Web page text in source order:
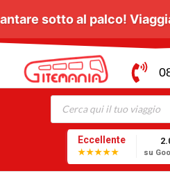
tutti a cantare sotto al
Eccellente
★★★★★ su